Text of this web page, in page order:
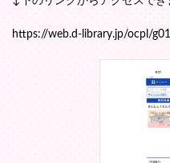
https://web.d-library.jp/ocpl/